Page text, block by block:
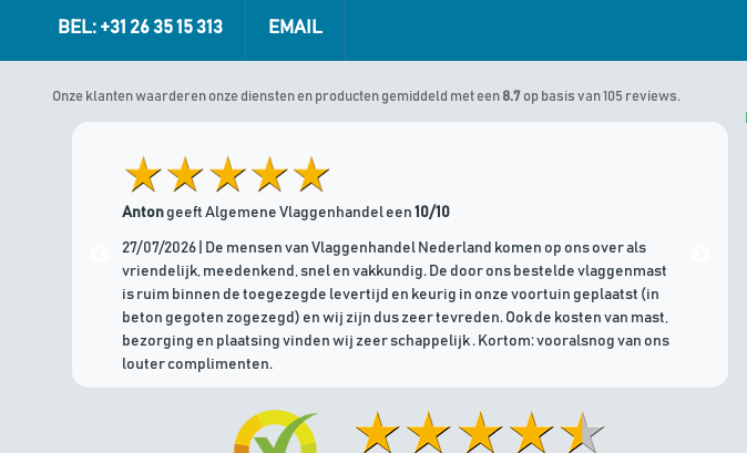
BEL: +31 26 35 15 313 EMAIL
Onze klanten waarderen onze diensten en producten gemiddeld met een 8.7 op basis van 105 reviews.
Antongeeft Algemene Vlaggenhandel een 10/10
27/07/2026 | De mensen van Vlaggenhandel Nederland komen op ons over als
vriendelijk, meedenkend, snel en vakkundig. De door ons bestelde vlaggenmast
is ruim binnen de toegezegde levertijd en keurig in onze voortuin geplaatst (in
beton gegoten zogezegd) en wij zijn dus zeer tevreden. Ook de kosten van mast,
bezorging en plaatsing vinden wij zeer schappelijk . Kortom: vooralsnog van ons
louter complimenten.